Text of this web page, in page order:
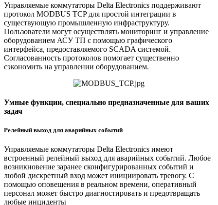
Управляемые коммутаторы Delta Electronics поддерживают
протокол MODBUS TCP для простой интеграции в
существующую промышленную инфраструктуру.
Пользователи могут осуществлять мониторинг и управление
оборудованием АСУ ТП с помощью графического
интерфейса, предоставляемого SCADA системой.
Согласованность протоколов помогает существенно
сэкономить на управлении оборудованием.
Умные функции, специально предназначенные для ваших
задач
Релейный выход для аварийных событий
Управляемые коммутаторы Delta Electronics имеют
встроенный релейный выход для аварийных событий. Любое
возникновение заранее сконфигурированных событий и
любой дискретный вход может инициировать тревогу. С
помощью оповещения в реальном времени, оперативный
персонал может быстро диагностировать и предотвращать
любые инциденты